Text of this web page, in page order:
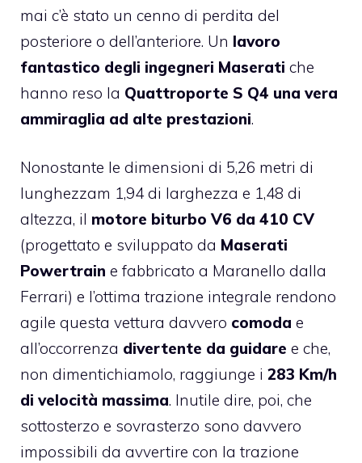
mai c’è stato un cenno di perdita del
posteriore o dell’anteriore. Un lavoro
fantastico degli ingegneri Maserati che
hanno reso la Quattroporte S Q4 una vera
ammiraglia ad alte prestazioni.
Nonostante le dimensioni di 5,26 metri di
lunghezzam 1,94 di larghezza e 1,48 di
altezza, il motore biturbo V6 da 410 CV
(progettato e sviluppato da Maserati
Powertrain e fabbricato a Maranello dalla
Ferrari) e l’ottima trazione integrale rendono
agile questa vettura davvero comoda e
all’occorrenza divertente da guidare e che,
non dimentichiamolo, raggiunge i 283 Km/h
di velocità massima. Inutile dire, poi, che
sottosterzo e sovrasterzo sono davvero
impossibili da avvertire con la trazione